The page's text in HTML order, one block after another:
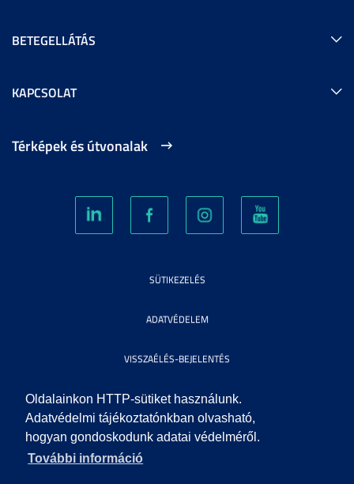
Oldalainkon HTTP-sütiket használunk.
Adatvédelmi tájékoztatónkban olvasható,
hogyan gondoskodunk adatai védelméről.
További információ
BETEGELLÁTÁS
KAPCSOLAT
Térképek és útvonalak
SÜTIKEZELÉS
ADATVÉDELEM
VISSZAÉLÉS-BEJELENTÉS
KÖZÉRDEKŰ ADATOK
IMPRESSZUM